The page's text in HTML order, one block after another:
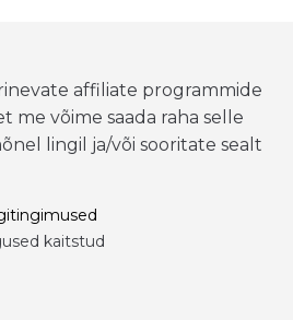
affiliate programmide
me võime saada raha selle
lingil ja/või sooritate sealt
kaitstud